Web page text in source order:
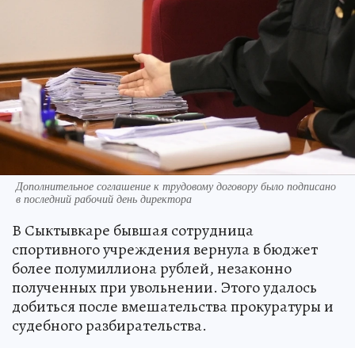
Дополнительное соглашение к трудовому договору было подписано
в последний рабочий день директора
В Сыктывкаре бывшая сотрудница
спортивного учреждения вернула в бюджет
более полумиллиона рублей, незаконно
полученных при увольнении. Этого удалось
добиться после вмешательства прокуратуры и
судебного разбирательства.